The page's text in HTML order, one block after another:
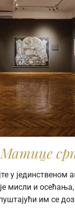
у јединственом
мисли и осећања,
им се